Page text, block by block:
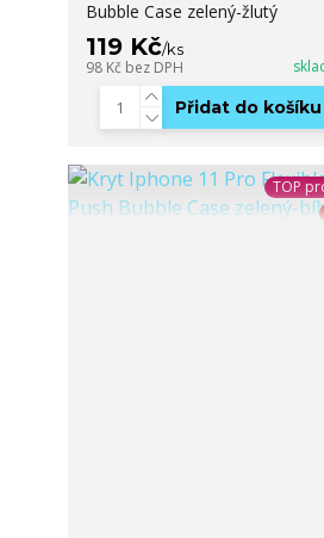
Bubble Case zelený-žlutý
119 Kč/ks
98 Kč bez DPH
Přidat do košíku
TOP